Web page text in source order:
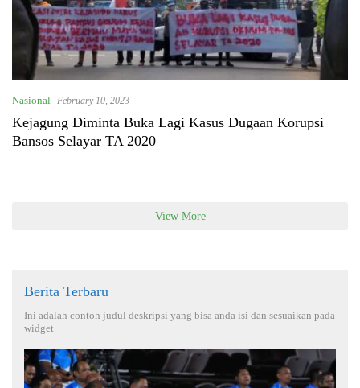
Nasional February 10, 2023
Kejagung Diminta Buka Lagi Kasus Dugaan Korupsi
Bansos Selayar TA 2020
View More
Berita Terbaru
Ini adalah contoh judul deskripsi yang bisa anda isi dan sesuaikan pada
widget